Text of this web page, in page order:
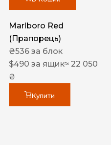
Marlboro Red
(Прапорець)
₴536 за блок
$490 за ящик≈ 22 050
₴
Купити